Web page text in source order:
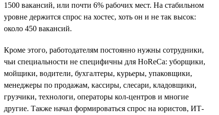
1500 вакансий, или почти 6% рабочих мест. На стабильном
уровне держится спрос на хостес, хоть он и не так высок:
около 450 вакансий.
Кроме этого, работодателям постоянно нужны сотрудники,
чьи специальности не специфичны для HoReCa: уборщики,
мойщики, водители, бухгалтеры, курьеры, упаковщики,
менеджеры по продажам, кассиры, слесари, кладовщики,
грузчики, технологи, операторы кол-центров и многие
другие. Также начал формироваться спрос на юристов, ИТ-